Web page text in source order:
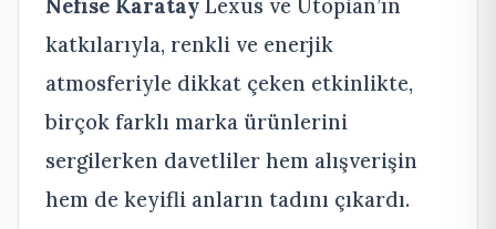
katkılarıyla, renkli ve enerjik
atmosferiyle dikkat çeken etkinlikte,
birçok farklı marka ürünlerini
sergilerken davetliler hem alışverişin
hem de keyifli anların tadını çıkardı.